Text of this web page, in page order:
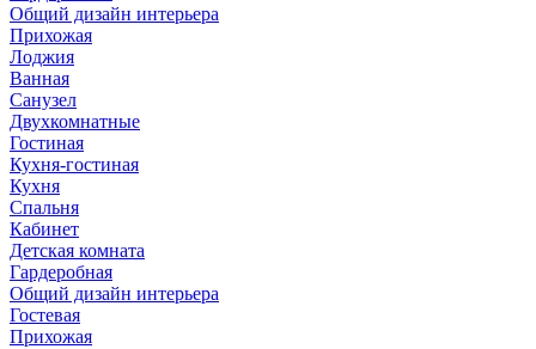
Общий дизайн интерьера
Прихожая
Лоджия
Ванная
Санузел
Двухкомнатные
Гостиная
Кухня-гостиная
Кухня
Спальня
Кабинет
Детская комната
Гардеробная
Общий дизайн интерьера
Гостевая
Прихожая